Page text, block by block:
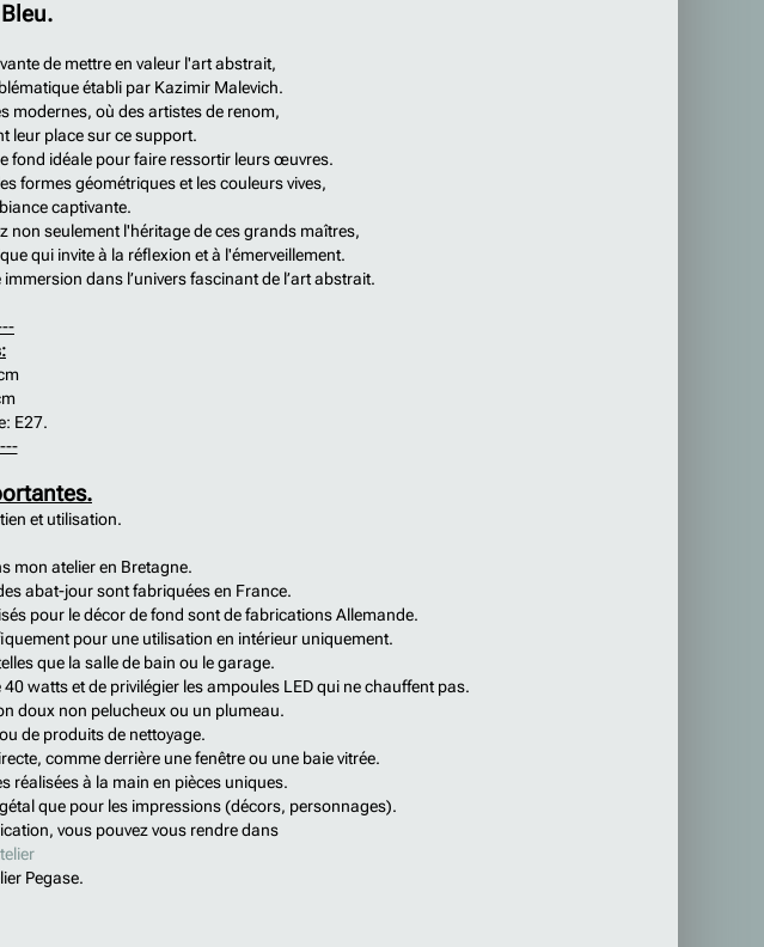
de mettre en valeur l'art abstrait,
établi par Kazimir Malevich.
modernes, où des artistes de renom,
leur place sur ce support.
fond idéale pour faire ressortir leurs œuvres.
formes géométriques et les couleurs vives,
captivante.
non seulement l'héritage de ces grands maîtres,
qui invite à la réflexion et à l'émerveillement.
dans l’univers fascinant de l’art abstrait.
E27.
et utilisation.
mon atelier en Bretagne.
abat-jour sont fabriquées en France.
pour le décor de fond sont de fabrications Allemande.
pour une utilisation en intérieur uniquement.
que la salle de bain ou le garage.
watts et de privilégier les ampoules LED qui ne chauffent pas.
doux non pelucheux ou un plumeau.
de produits de nettoyage.
comme derrière une fenêtre ou une baie vitrée.
réalisées à la main en pièces uniques.
que pour les impressions (décors, personnages).
vous pouvez vous rendre dans
Pegase.